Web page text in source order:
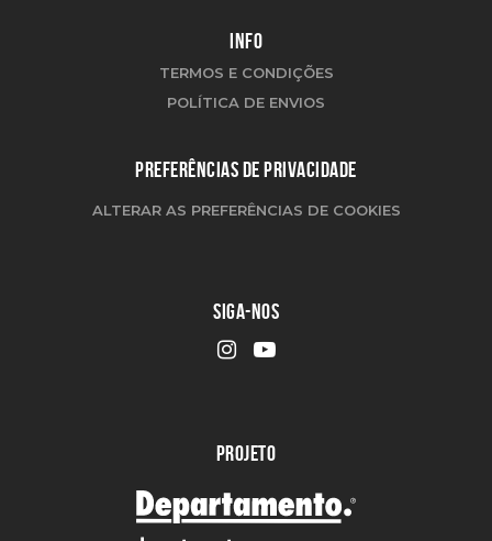
INFO
TERMOS E CONDIÇÕES
POLÍTICA DE ENVIOS
PREFERÊNCIAS DE PRIVACIDADE
ALTERAR AS PREFERÊNCIAS DE COOKIES
SIGA-NOS
PROJETO